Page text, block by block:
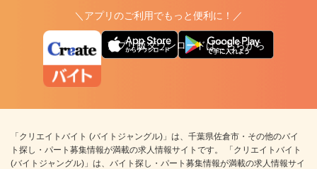
＼アプリのご利用でもっと便利に！／
アプリ版ダウンロードはこちらから
「クリエイトバイト (バイトジャングル)」は、千葉県佐倉市・その他のバイ
ト探し・パート募集情報が満載の求人情報サイトです。 「クリエイトバイト
(バイトジャングル)」は、バイト探し・パート募集情報が満載の求人情報サイ